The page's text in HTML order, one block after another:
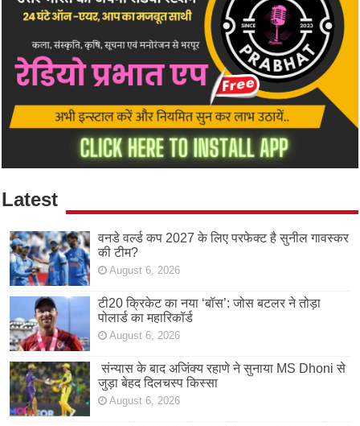
Latest
वनडे वर्ल्ड कप 2027 के लिए परफेक्ट है सुनील गावस्कर
की टीम?
August 6, 2026
टी20 क्रिकेट का नया ‘बॉस’: जोस बटलर ने तोड़ा
पोलार्ड का महारिकॉर्ड
August 6, 2026
संन्यास के बाद अजिंक्‍य रहाणे ने सुनाया MS Dhoni से
जुड़ा बेहद दिलचस्प किस्सा
August 6, 2026